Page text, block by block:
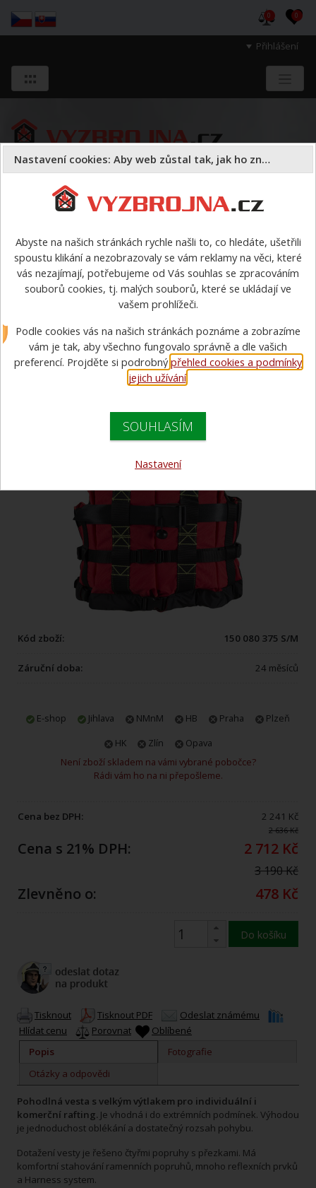
Přihlášení
0 0
a majetek druhých.
VÝPRODEJ >Plovací vesta X-TREME RENT Harness S/M
Plovací vesta X-TREME RENT
Harness S/M
VÝPRODEJ
Kód zboží: 150 080 375 S/M
Záruční doba: 24 měsíců
E-shop Jihlava NMnM HB Praha
Plzeň
HK
Zlín
Opava
Není zboží skladem na vámi vybrané pobočce?
Rádi vám ho na ni přepošleme.
Cena bez DPH: 2 241 Kč
2 636 Kč
Cena s 21% DPH: 2 712 Kč
3 190 Kč
Zlevněno o: 478 Kč
Do košíku
Tisknout Tisknout PDF
Odeslat známému
Hlídat cenu
Porovnat
Oblíbené
Popis
Fotografie
Otázky a odpovědi
Pohodlná vesta s velkým výtlakem pro individuální i
komerční rafting. Je vhodná i do extrémních podmínek. Výhodou
je jednoduchost oblékání a dostatečný rozsah pohybu.
Dotažení vesty je řešeno čtyřmi popruhy s přezkami. Má
komfortní stahování ramenních popruhů, mnoho reflexních prvků
a Harness system.
Nastavení cookies: Aby web zůstal tak, jak ho znáte
Abyste na našich stránkách rychle našli to, co hledáte, ušetřili
spoustu klikání a nezobrazovaly se vám reklamy na věci, které
vás nezajímají, potřebujeme od Vás souhlas se zpracováním
souborů cookies, tj. malých souborů, které se ukládají ve
vašem prohlížeči.
Podle cookies vás na našich stránkách poznáme a zobrazíme
vám je tak, aby všechno fungovalo správně a dle vašich
preferencí. Projděte si podrobnýpřehled cookies a podmínky
jejich užívání.
SOUHLASÍM
Nastavení